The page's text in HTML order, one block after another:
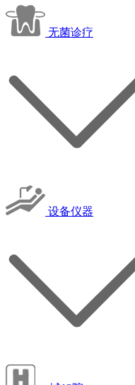
无菌诊疗
设备仪器